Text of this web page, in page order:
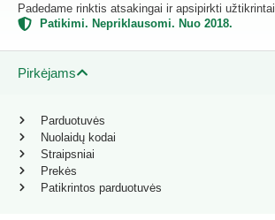
Padedame rinktis atsakingai ir apsipirkti užtikrintai.
Patikimi. Nepriklausomi. Nuo 2018.
Pirkėjams
Parduotuvės
Nuolaidų kodai
Straipsniai
Prekės
Patikrintos parduotuvės